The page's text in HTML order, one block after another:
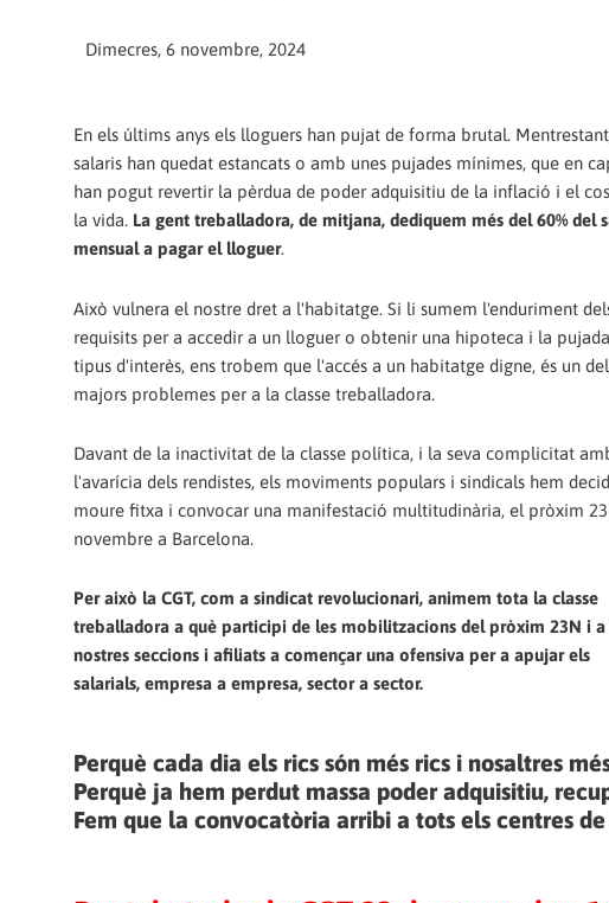
Dimecres, 6 novembre, 2024
En els últims anys els lloguers han pujat de forma brutal.
salaris han quedat estancats o amb unes pujades mínimes, que en
han pogut revertir la pèrdua de poder adquisitiu de la inflació i el
la vida. La gent treballadora, de mitjana, dediquem més del 60% del
mensual a pagar el lloguer.
Això vulnera el nostre dret a l'habitatge. Si li sumem l'enduriment
requisits per a accedir a un lloguer o obtenir una hipoteca i la
tipus d'interès, ens trobem que l'accés a un habitatge digne, és un
majors problemes per a la classe treballadora.
Davant de la inactivitat de la classe política, i la seva complicitat
l'avarícia dels rendistes, els moviments populars i sindicals hem
moure fitxa i convocar una manifestació multitudinària, el pròxim
novembre a Barcelona.
Per això la CGT, com a sindicat revolucionari, animem tota la classe
treballadora a què participi de les mobilitzacions del pròxim 23N i a
nostres seccions i afiliats a començar una ofensiva per a apujar els
salarials, empresa a empresa, sector a sector.
Perquè cada dia els rics són més rics i nosaltres
Perquè ja hem perdut massa poder adquisitiu,
Fem que la convocatòria arribi a tots els centres